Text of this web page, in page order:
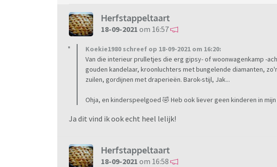
Herfstappeltaart
18-09-2021 om 16:57
Koekie1980 schreef op 18-09-2021 om 16:20:
Van die interieur prulletjes die erg gipsy- of woonwagenkamp -
gouden kandelaar, kroonluchters met bungelende diamanten,
zuilen, gordijnen met draperieën. Barok-stijl, Jak...
Ohja, en kinderspeelgoed 🤣 Heb ook liever geen kinderen in
Ja dit vind ik ook echt heel lelijk!
Herfstappeltaart
18-09-2021 om 16:58